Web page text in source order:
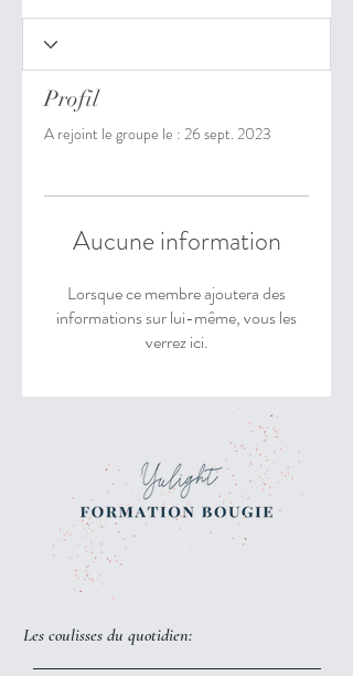
Profil
A rejoint le groupe le : 26 sept. 2023
Aucune information
Lorsque ce membre ajoutera des
informations sur lui-même, vous les
verrez ici.
Les coulisses du quotidien: